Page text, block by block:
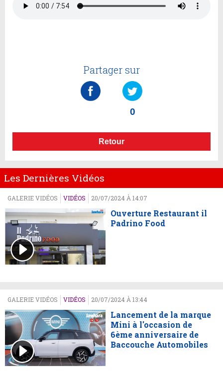
Partager sur
0
Retour
Les Dernières Vidéos
GALERIE VIDÉOS VIDÉOS 20/07/2024 À 14:07
Ouverture Restaurant il
Padrino Food
GALERIE VIDÉOS VIDÉOS 20/07/2024 À 13:44
Lancement de la marque
Mini à l'occasion de
6ème anniversaire de
Baccouche Automobiles